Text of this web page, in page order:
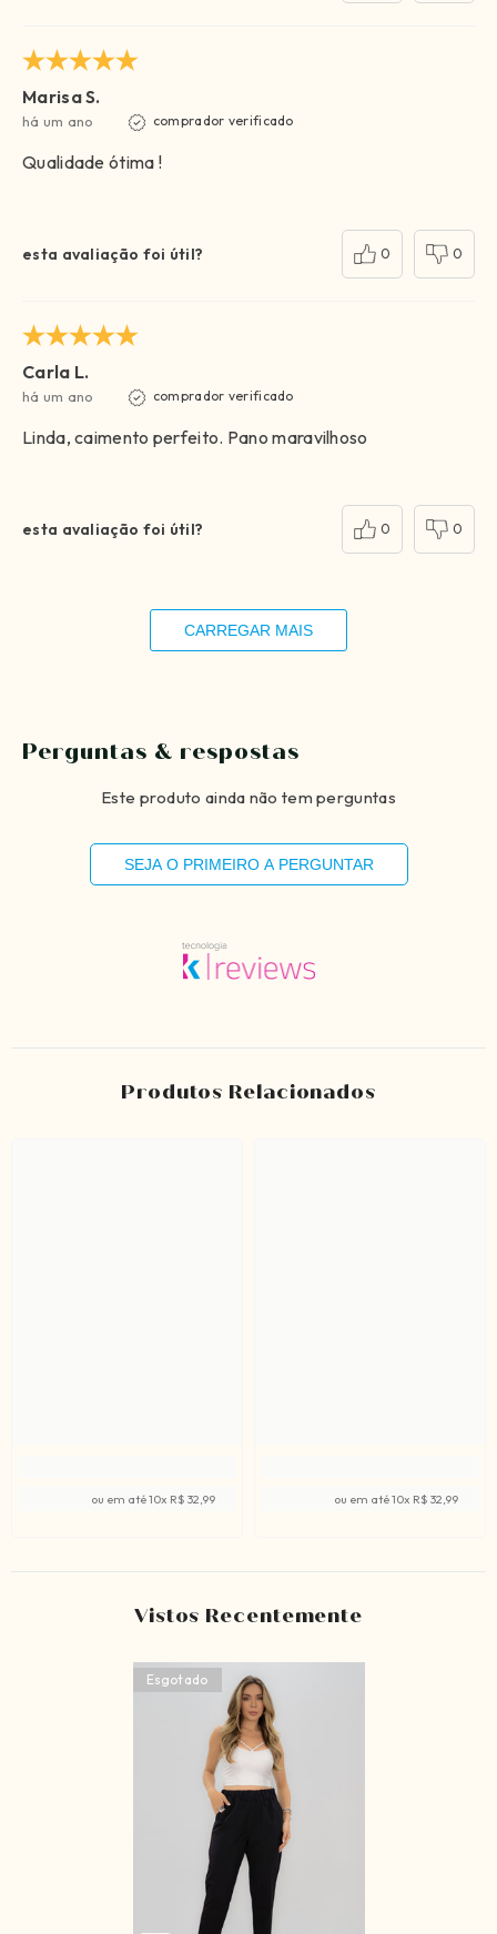
Marisa S.
há um ano comprador verificado
Qualidade ótima !
esta avaliação foi útil? 0 0
Carla L.
há um ano comprador verificado
Linda, caimento perfeito. Pano maravilhoso
esta avaliação foi útil? 0 0
CARREGAR MAIS
Perguntas & respostas
Este produto ainda não tem perguntas
SEJA O PRIMEIRO A PERGUNTAR
Produtos Relacionados
ou em até10x R$ 32,99 ou em até10x R$ 32,99
Vistos Recentemente
Esgotado